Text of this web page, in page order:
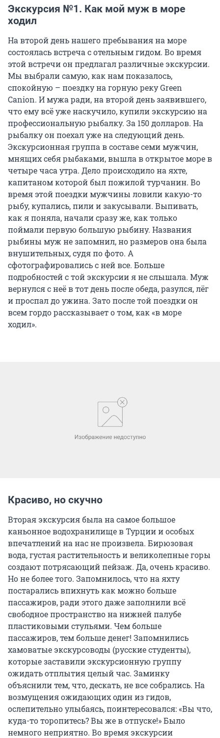
Экскурсия №1. Как мой муж в море
ходил
На второй день нашего пребывания на море
состоялась встреча с отельным гидом. Во время
этой встречи он предлагал различные экскурсии.
Мы выбрали самую, как нам показалось,
спокойную – поездку на горную реку Green
Canion. И мужа ради, на второй день заявившего,
что ему всё уже наскучило, купили экскурсию на
профессиональную рыбалку. За 150 долларов. На
рыбалку он поехал уже на следующий день.
Экскурсионная группа в составе семи мужчин,
мнящих себя рыбаками, вышла в открытое море в
четыре часа утра. Дело происходило на яхте,
капитаном которой был пожилой турчанин. Во
время этой поездки мужчины ловили какую-то
рыбу, купались, пили и закусывали. Выпивать,
как я поняла, начали сразу же, как только
поймали первую большую рыбину. Названия
рыбины муж не запомнил, но размеров она была
внушительных, судя по фото. А
сфотографировались с ней все. Больше
подробностей с той экскурсии я не слышала. Муж
вернулся с неё в тот день после обеда, разулся, лёг
и проспал до ужина. Зато после той поездки он
всем гордо рассказывает о том, как «в море
ходил».
Красиво, но скучно
Вторая экскурсия была на самое большое
каньонное водохранилище в Турции и особых
впечатлений на нас не произвела. Бирюзовая
вода, густая растительность и великолепные горы
создают потрясающий пейзаж. Да, очень красиво.
Но не более того. Запомнилось, что на яхту
постарались впихнуть как можно больше
пассажиров, ради этого даже заполнили всё
свободное пространство на нижней палубе
пластиковыми стульями. Чем больше
пассажиров, тем больше денег! Запомнились
хамоватые экскурсоводы (русские студенты),
которые заставили экскурсионную группу
ожидать отплытия целый час. Заминку
объяснили тем, что, дескать, не все собрались. На
возмущения ожидающих один из гидов,
ослепительно улыбаясь, поинтересовался: «Вы что,
куда-то торопитесь? Вы же в отпуске!» Было
немного неприятно. Во время экскурсии